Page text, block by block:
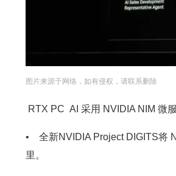
图片来源于网络，如有侵权，请联系删除
RTX PC AI 采用 NVIDIA NIM 微
• 全新NVIDIA Project DIGITS将
里。